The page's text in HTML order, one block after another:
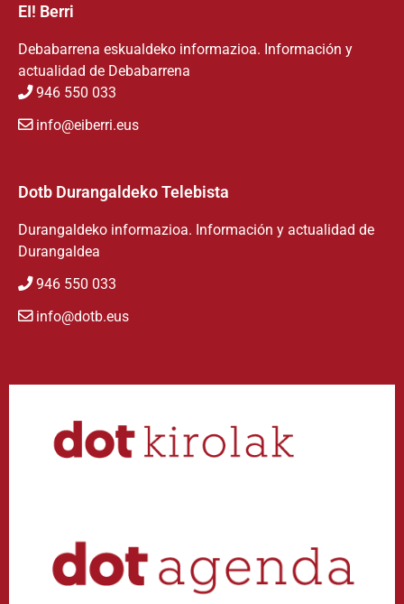
EI! Berri
Debabarrena eskualdeko informazioa. Información y
actualidad de Debabarrena
946 550 033
info@eiberri.eus
Dotb Durangaldeko Telebista
Durangaldeko informazioa. Información y actualidad de
Durangaldea
946 550 033
info@dotb.eus